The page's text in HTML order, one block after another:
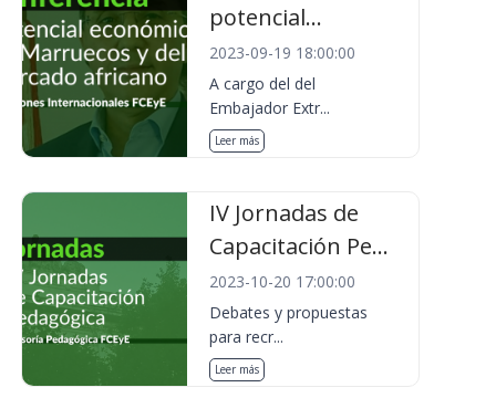
potencial...
2023-09-19 18:00:00
A cargo del del
Embajador Extr...
Leer más
IV Jornadas de
Capacitación Pe...
2023-10-20 17:00:00
Debates y propuestas
para recr...
Leer más